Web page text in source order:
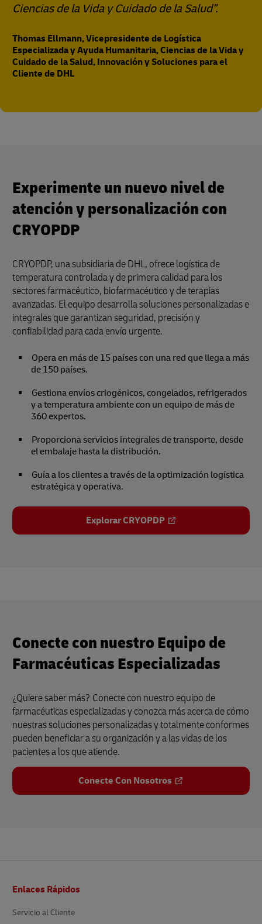
Ciencias de la Vida y Cuidado de la Salud”.
Thomas Ellmann, Vicepresidente de Logística
Especializada y Ayuda Humanitaria, Ciencias de la Vida y
Cuidado de la Salud, Innovación y Soluciones para el
Cliente de DHL
Experimente un nuevo nivel de
atención y personalización con
CRYOPDP
CRYOPDP, una subsidiaria de DHL, ofrece logística de
temperatura controlada y de primera calidad para los
sectores farmacéutico, biofarmacéutico y de terapias
avanzadas. El equipo desarrolla soluciones personalizadas e
integrales que garantizan seguridad, precisión y
confiabilidad para cada envío urgente.
Opera en más de 15 países con una red que llega a más
de 150 países.
Gestiona envíos criogénicos, congelados, refrigerados
y a temperatura ambiente con un equipo de más de
360 expertos.
Proporciona servicios integrales de transporte, desde
el embalaje hasta la distribución.
Guía a los clientes a través de la optimización logística
estratégica y operativa.
Explorar CRYOPDP
Conecte con nuestro Equipo de
Farmacéuticas Especializadas
¿Quiere saber más? Conecte con nuestro equipo de
farmacéuticas especializadas y conozca más acerca de cómo
nuestras soluciones personalizadas y totalmente conformes
pueden beneficiar a su organización y a las vidas de los
pacientes a los que atiende.
Conecte Con Nosotros
de
Enlaces Rápidos
Servicio al Cliente